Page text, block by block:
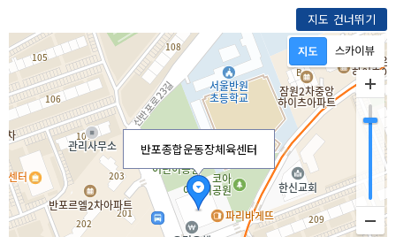
지도 건너뛰기
반포종합운동장체육센터